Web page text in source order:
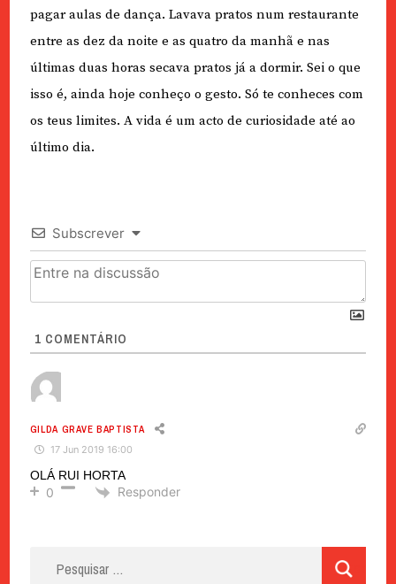
pagar aulas de dança. Lavava pratos num restaurante
entre as dez da noite e as quatro da manhã e nas
últimas duas horas secava pratos já a dormir. Sei o que
isso é, ainda hoje conheço o gesto. Só te conheces com
os teus limites. A vida é um acto de curiosidade até ao
último dia.
Subscrever
1 COMENTÁRIO
GILDA GRAVE BAPTISTA
17 Jun 2019 16:00
OLÁ RUI HORTA
0 Responder